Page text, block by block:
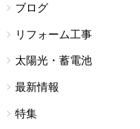
ブログ
リフォーム工事
太陽光・蓄電池
最新情報
特集